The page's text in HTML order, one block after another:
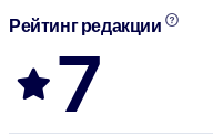
Рейтинг редакции
7